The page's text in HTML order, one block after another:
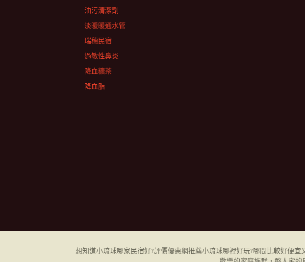
油污清潔劑
淡暖暖通水管
瑞穗民宿
過敏性鼻炎
降血糖茶
降血脂
想知道小琉球哪家民宿好?評價優惠網推薦小琉球哪裡好玩?哪間比較好便